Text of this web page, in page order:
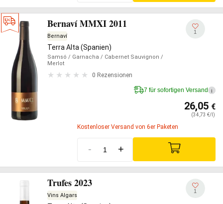
Bernaví MMXI 2011
Bernaví
Terra Alta (Spanien)
Samsó / Garnacha / Cabernet Sauvignon /
Merlot
0 Rezensionen
1
7 für sofortigen Versand i
26,05 €
(34,73 €/l)
Kostenloser Versand von 6er Paketen
- +
Trufes 2023
Vins Algars
1